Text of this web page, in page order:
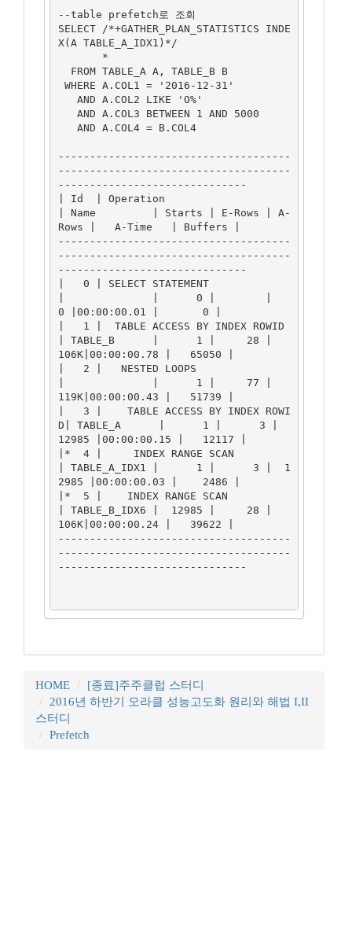
--table prefetch로 조회
SELECT /*+GATHER_PLAN_STATISTICS INDE
X(A TABLE_A_IDX1)*/
-------------------------------------
-------------------------------------
------------------------------
| Id  | Operation
| Name         | Starts | E-Rows | A-
Rows |   A-Time   | Buffers |
-------------------------------------
-------------------------------------
------------------------------
|   0 | SELECT STATEMENT
|              |      0 |        |
0 |00:00:00.01 |       0 |
|   1 |  TABLE ACCESS BY INDEX ROWID
| TABLE_B      |      1 |     28 |
106K|00:00:00.78 |   65050 |
|   2 |   NESTED LOOPS
|              |      1 |     77 |
119K|00:00:00.43 |   51739 |
|   3 |    TABLE ACCESS BY INDEX ROWI
D| TABLE_A      |      1 |      3 |
12985 |00:00:00.15 |   12117 |
|*  4 |     INDEX RANGE SCAN
| TABLE_A_IDX1 |      1 |      3 |  1
2985 |00:00:00.03 |    2486 |
|*  5 |    INDEX RANGE SCAN
| TABLE_B_IDX6 |  12985 |     28 |
106K|00:00:00.24 |   39622 |
-------------------------------------
-------------------------------------
------------------------------
HOME
[종료]주주클럽 스터디
2016년 하반기 오라클 성능고도화 원리와 해법 I,II
스터디
Prefetch